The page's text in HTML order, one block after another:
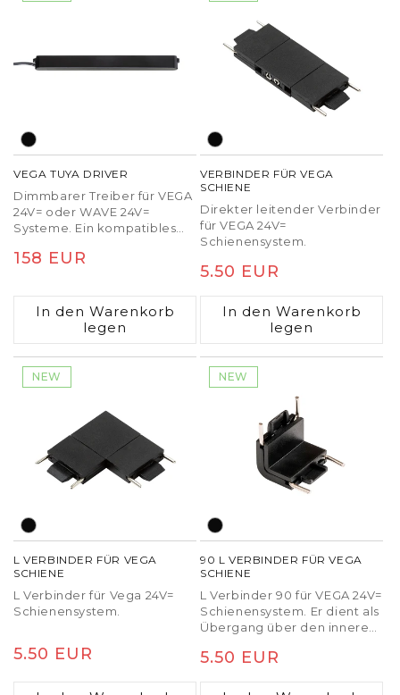
VEGA TUYA DRIVER
Dimmbarer Treiber für VEGA
24V= oder WAVE 24V=
Systeme. Ein kompatibles
unter dem Code R14270
Normaler
158 EUR
In den Warenkorb
legen
VERBINDER FÜR VEGA
SCHIENE
Direkter leitender Verbinder
für VEGA 24V=
Schienensystem.
Normaler
Preis
5.50 EUR
In den Warenkorb
legen
NEW
L VERBINDER FÜR VEGA
SCHIENE
L Verbinder für Vega 24V=
Schienensystem.
Normaler
Preis
5.50 EUR
NEW
90 L VERBINDER FÜR VEGA
SCHIENE
L Verbinder 90 für VEGA 24V=
Schienensystem. Er dient als
Übergang über den inneren
Fläche.
Normaler
Preis
5.50 EUR